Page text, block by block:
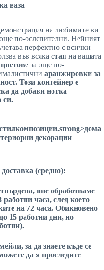
ваза
на любимите ви
по-ослепителни. Нейният
перфектно с всички
във всяка стая на вашата
цветове за още по-
аранжировки за
Този контейнер е
да добави нотка
си.
стилкомпозиции.strong>дома
декорации
(средно):
ние обработваме
часа, след което
на 72 часа. Обикновено
15 работни дни, но
за да знаете къде се
да я проследите